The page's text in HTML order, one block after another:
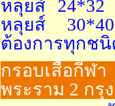
หลุยส์
หลุยส์
ต้องการทุกช
กรอบเสื้อกีฬา
พระราม 2 กรุ